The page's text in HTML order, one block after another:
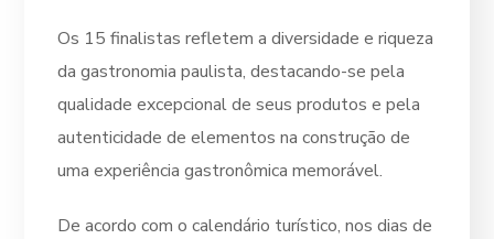
Os 15 finalistas refletem a diversidade e riqueza
da gastronomia paulista, destacando-se pela
qualidade excepcional de seus produtos e pela
autenticidade de elementos na construção de
uma experiência gastronômica memorável.
De acordo com o calendário turístico, nos dias de